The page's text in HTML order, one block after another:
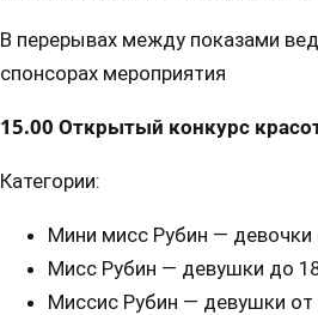
В перерывах между показами
спонсорах мероприятия
15.00 Открытый конкурс
Категории:
Мини мисс Рубин — девочки
Мисс Рубин — девушки до
Миссис Рубин — девушки от